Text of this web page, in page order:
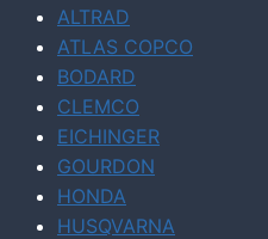
ALTRAD
ATLAS COPCO
BODARD
CLEMCO
EICHINGER
GOURDON
HONDA
HUSQVARNA